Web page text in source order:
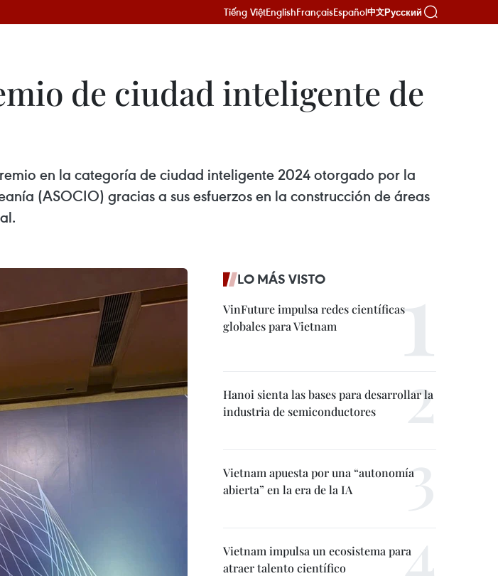
Tiếng ViệtEnglishFrançaisEspañol中文Русский
de ciudad inteligente de
en la categoría de ciudad inteligente 2024 otorgado por la
(ASOCIO) gracias a sus esfuerzos en la construcción de áreas
LO MÁS VISTO
VinFuture impulsa redes científicas
globales para Vietnam
Hanoi sienta las bases para desarrollar la
industria de semiconductores
Vietnam apuesta por una “autonomía
abierta” en la era de la IA
Vietnam impulsa un ecosistema para
atraer talento científico